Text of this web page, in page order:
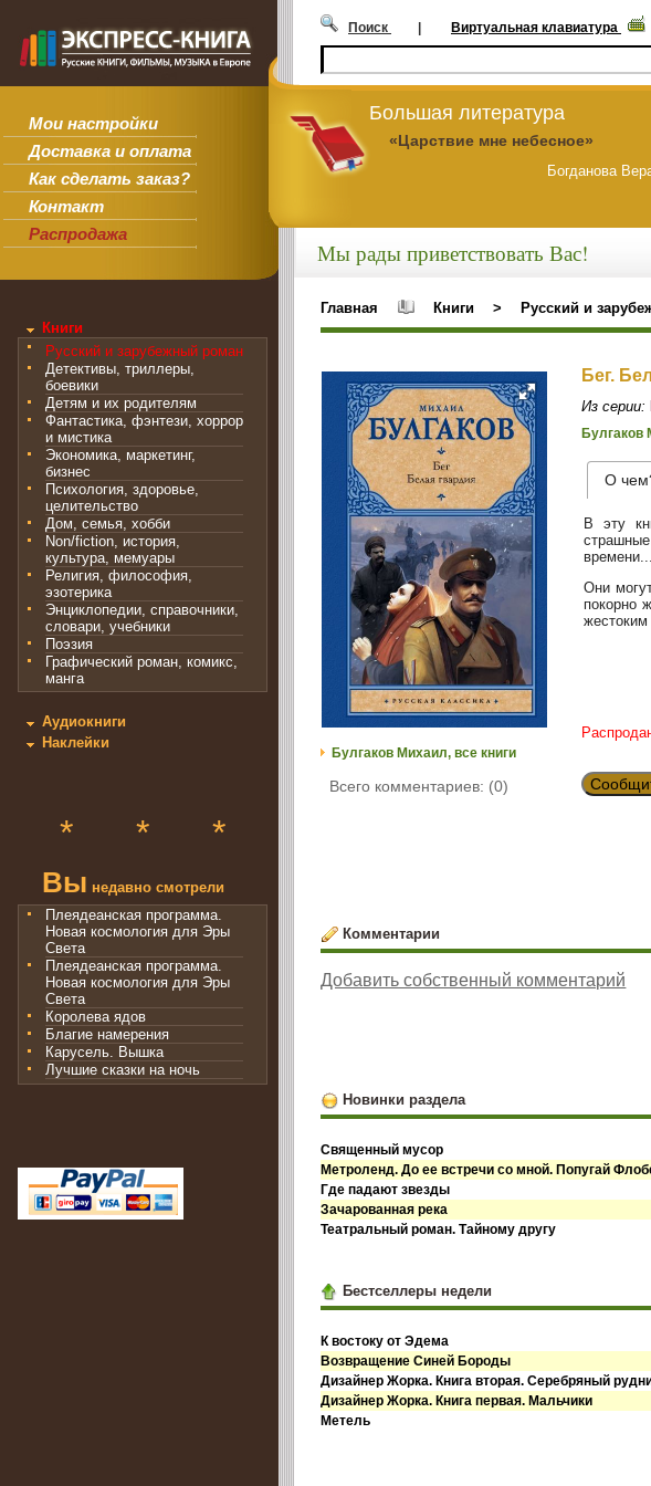
Мои настройки
Доставка и оплата
Как сделать заказ?
Контакт
Распродажа
Поиск | Виртуальная клавиатура
Большая литература
«Царствие мне небесное»
Богданова
Книги
Русский и зарубежный роман
Детективы, триллеры,
боевики
Детям и их родителям
Фантастика, фэнтези, хоррор
и мистика
Экономика, маркетинг,
бизнес
Психология, здоровье,
целительство
Дом, семья, хобби
Non/fiction, история,
культура, мемуары
Религия, философия,
эзотерика
Энциклопедии, справочники,
словари, учебники
Поэзия
Графический роман, комикс,
манга
Аудиокниги
Наклейки
* * *
Вы недавно смотрели
Плеядеанская программа.
Новая космология для Эры
Света
Плеядеанская программа.
Новая космология для Эры
Света
Королева ядов
Благие намерения
Карусель. Вышка
Лучшие сказки на ночь
Мы рады приветствовать Вас!
Главная Книги > Русский и
Булгаков Михаил, все книги
Всего комментариев: (0)
Бег.
Из серии:
Булгаков
О
В эту
времени...
Они
покорно
Комментарии
Добавить собственный комментарий
Новинки раздела
Священный мусор
Метроленд. До ее встречи со мной. Попугай
Где падают звезды
Зачарованная река
Театральный роман. Тайному другу
Бестселлеры недели
К востоку от Эдема
Возвращение Синей Бороды
Дизайнер Жорка. Книга вторая. Серебряный
Дизайнер Жорка. Книга первая. Мальчики
Метель